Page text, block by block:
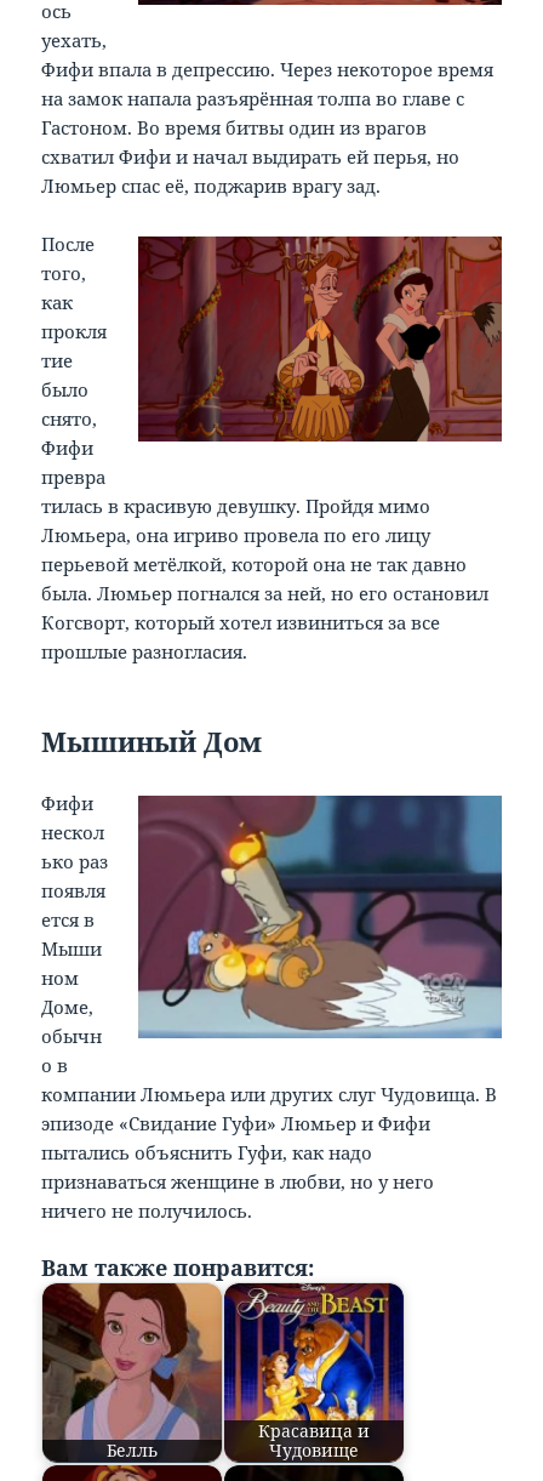
ось
уехать,
Фифи впала в депрессию. Через некоторое время
на замок напала разъярённая толпа во главе с
Гастоном. Во время битвы один из врагов
схватил Фифи и начал выдирать ей перья, но
Люмьер спас её, поджарив врагу зад.
После
того,
как
прокля
тие
было
снято,
Фифи
превра
тилась в красивую девушку. Пройдя мимо
Люмьера, она игриво провела по его лицу
перьевой метёлкой, которой она не так давно
была. Люмьер погнался за ней, но его остановил
Когсворт, который хотел извиниться за все
прошлые разногласия.
Мышиный Дом
Фифи
нескол
ько раз
появля
ется в
Мыши
ном
Доме,
обычн
о в
компании Люмьера или других слуг Чудовища. В
эпизоде «Свидание Гуфи» Люмьер и Фифи
пытались объяснить Гуфи, как надо
признаваться женщине в любви, но у него
ничего не получилось.
Вам также понравится:
Белль
Красавица и
Чудовище